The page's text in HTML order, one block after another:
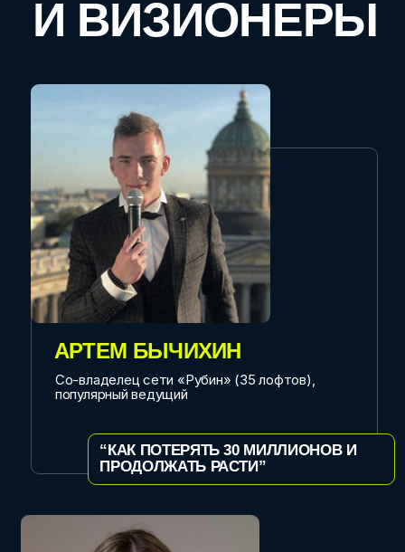
Димы Кука»
“ПРАВИЛЬНОЕ ИСПОЛЬЗОВАНИЕ
ЛОФТ- ПРОСТРАНСТВ, ИХ ПОКУПКА И
ПРОДАЖА”
ДИМА КУК
Владелец агрегатора Reveltime и организатор
ДЛЯ МАРКЕТИНГА СОБЫТИЙНЫХ
ПРОСТРАНСТВ. ПОЧЕМУ
НЕ РАБОТАЕТ ВСЕ, ЧТО БЫЛО